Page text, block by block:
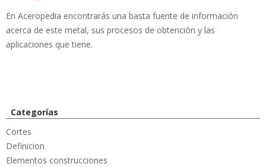
En Aceropedia encontrarás una basta fuente de información
acerca de este metal, sus procesos de obtención y las
aplicaciones que tiene.
Categorías
Cortes
Definicion
Elementos construcciones